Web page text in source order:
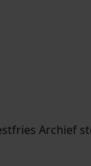
Archief
te